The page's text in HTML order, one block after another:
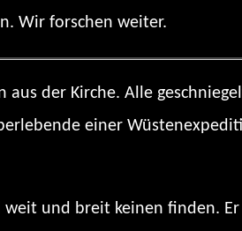
Wir forschen weiter.
der Kirche. Alle
einer
und breit keinen finden.